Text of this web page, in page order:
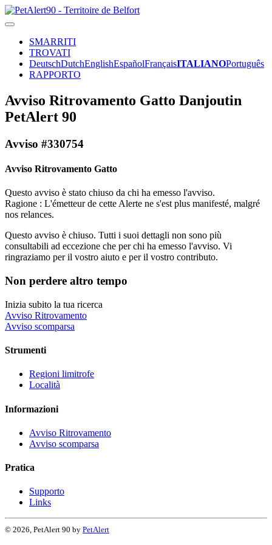
SMARRITI
TROVATI
DeutschDutchEnglishEspañolFrançaisITALIANOPortuguês
RAPPORTO
Avviso Ritrovamento Gatto Danjoutin
PetAlert 90
Avviso #330754
Avviso Ritrovamento Gatto
Questo avviso è stato chiuso da chi ha emesso l'avviso.
Ragione : L'émetteur de cette Alerte ne s'est plus manifesté, malgré
nos relances.
Questo avviso è chiuso. Tutti i suoi dettagli non sono più
consultabili ad eccezione che per chi ha emesso l'avviso. Vi
ringraziamo per il vostro aiuto e per il vostro contributo.
Non perdere altro tempo
Inizia subito la tua ricerca
Avviso Ritrovamento
Avviso scomparsa
Strumenti
Regioni limitrofe
Località
Informazioni
Avviso Ritrovamento
Avviso scomparsa
Pratica
Supporto
Links
© 2026, PetAlert 90 by PetAlert